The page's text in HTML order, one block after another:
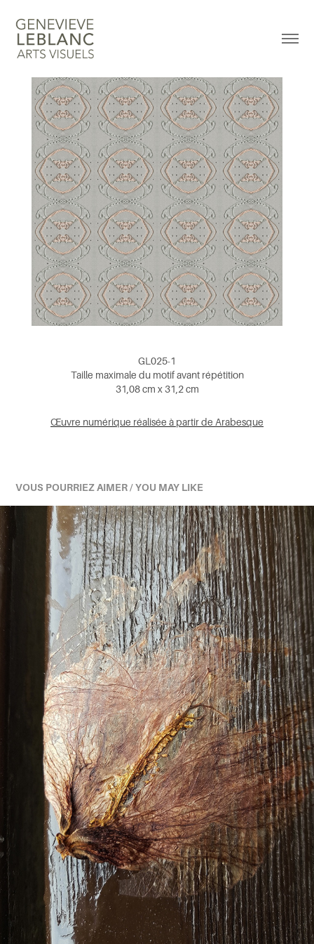
GL025-1
Taille maximale du motif avant répétition
31,08 cm x 31,2 cm
Œuvre numérique réalisée à partir de Arabesque
VOUS POURRIEZ AIMER / YOU MAY LIKE